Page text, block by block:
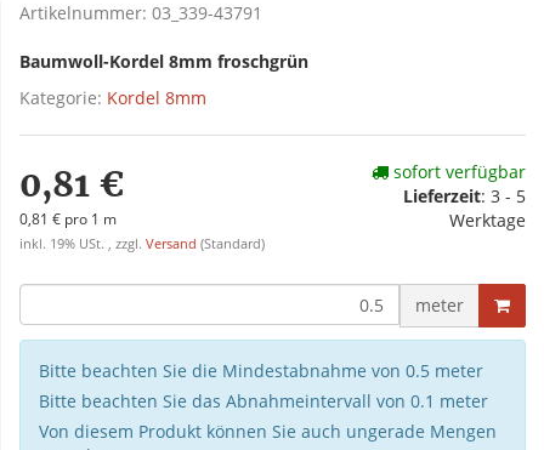
Artikelnummer: 03_339-43791
Baumwoll-Kordel 8mm froschgrün
Kategorie: Kordel 8mm
0,81 €
0,81 € pro 1 m
inkl. 19% USt. , zzgl. Versand (Standard)
sofort verfügbar
Lieferzeit: 3 - 5
Werktage
meter
Bitte beachten Sie die Mindestabnahme von 0.5 meter
Bitte beachten Sie das Abnahmeintervall von 0.1 meter
Von diesem Produkt können Sie auch ungerade Mengen